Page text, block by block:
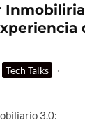
Tech Talks
·
3.0: